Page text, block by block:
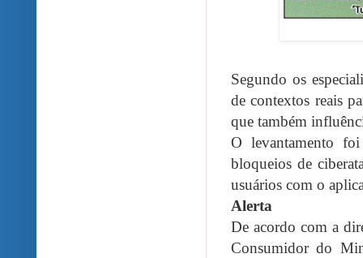
Segundo os
de contextos reais
que também
O levantamento
bloqueios de
usuários com o
Alerta
De acordo com a
Consumidor do